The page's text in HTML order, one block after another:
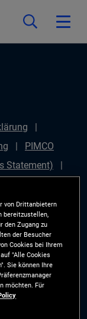
PIMCO
Statement)
Finance
Europe
Statement)
Site Map
für Schweizer
von Drittanbietern
bereitzustellen,
den Zugang zu
der Besucher
Cookies bei Ihrem
"Alle Cookies
Sie können Ihre
möchten. Für